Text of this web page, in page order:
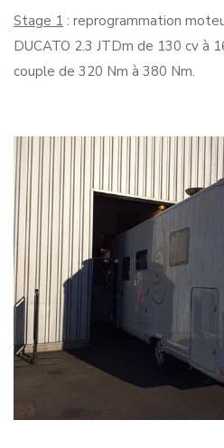
Stage 1 : reprogrammation
DUCATO 2.3 JTDm de 130 cv à
couple de 320 Nm à 380 Nm.